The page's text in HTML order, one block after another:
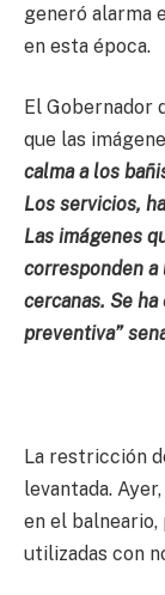
generó alarma
en esta época.
El Gobernador
que las
calma a los
Los servicios,
Las imágenes
corresponden a
cercanas. Se
preventiva”
La restricción
levantada.
en el balneario,
utilizadas con